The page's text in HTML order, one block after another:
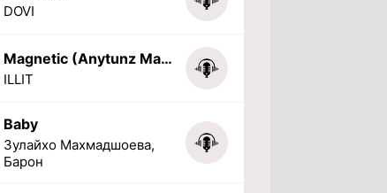
DOVI
Magnetic (Anytunz Marimba Ringtone)
ILLIT
Baby
Зулайхо Махмадшоева,
Барон